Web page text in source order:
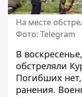
На месте
Фото: Telegram
В
обстреляли
Погибших
ранения.